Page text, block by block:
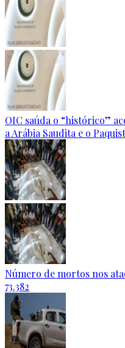
OIC saúda o “histórico”
a Arábia Saudita e o
Número de mortos nos
73.382